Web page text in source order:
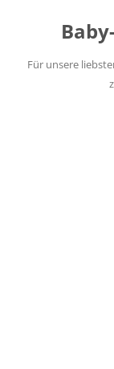
springen
Für unsere